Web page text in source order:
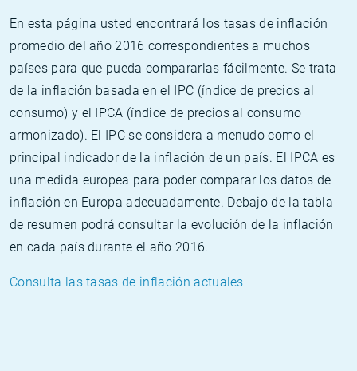
En esta página usted encontrará los tasas de inflación
promedio del año 2016 correspondientes a muchos
países para que pueda compararlas fácilmente. Se trata
de la inflación basada en el IPC (índice de precios al
consumo) y el IPCA (índice de precios al consumo
armonizado). El IPC se considera a menudo como el
principal indicador de la inflación de un país. El IPCA es
una medida europea para poder comparar los datos de
inflación en Europa adecuadamente. Debajo de la tabla
de resumen podrá consultar la evolución de la inflación
en cada país durante el año 2016.
Consulta las tasas de inflación actuales